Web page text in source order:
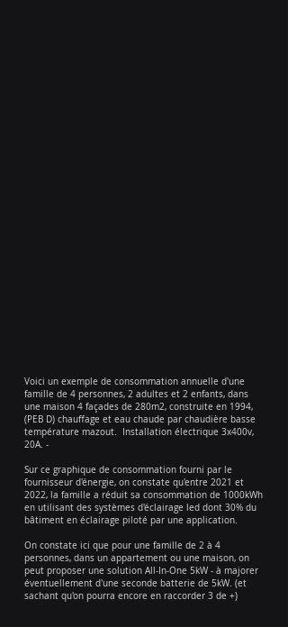
Voici un exemple de consommation annuelle d'une
famille de 4 personnes, 2 adultes et 2 enfants, dans
une maison 4 façades de 280m2, construite en 1994,
(PEB D) chauffage et eau chaude par chaudière basse
température mazout. Installation électrique 3x400v,
20A. -
Sur ce graphique de consommation fourni par le
fournisseur d'énergie, on constate qu'entre 2021 et
2022, la famille a réduit sa consommation de 1000kWh
en utilisant des systèmes d'éclairage led dont 30% du
bâtiment en éclairage piloté par une application.
On constate ici que pour une famille de 2 à 4
personnes, dans un appartement ou une maison, on
peut proposer une solution All-In-One 5kW - à majorer
éventuellement d'une seconde batterie de 5kW. (et
sachant qu'on pourra encore en raccorder 3 de +)